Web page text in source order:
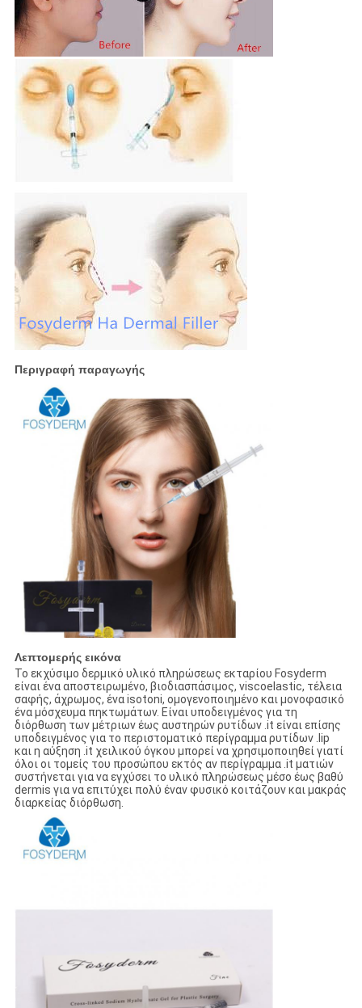
Περιγραφή παραγωγής
Λεπτομερής εικόνα
Το εκχύσιμο δερμικό υλικό πληρώσεως εκταρίου Fosyderm
είναι ένα αποστειρωμένο, βιοδιασπάσιμος, viscoelastic, τέλεια
σαφής, άχρωμος, ένα isotoni, ομογενοποιημένο και μονοφασικό
ένα μόσχευμα πηκτωμάτων. Είναι υποδειγμένος για τη
διόρθωση των μέτριων έως αυστηρών ρυτίδων .it είναι επίσης
υποδειγμένος για το περιστοματικό περίγραμμα ρυτίδων .lip
και η αύξηση .it χειλικού όγκου μπορεί να χρησιμοποιηθεί γιατί
όλοι οι τομείς του προσώπου εκτός αν περίγραμμα .it ματιών
συστήνεται για να εγχύσει το υλικό πληρώσεως μέσο έως βαθύ
dermis για να επιτύχει πολύ έναν φυσικό κοιτάζουν και μακράς
διαρκείας διόρθωση.